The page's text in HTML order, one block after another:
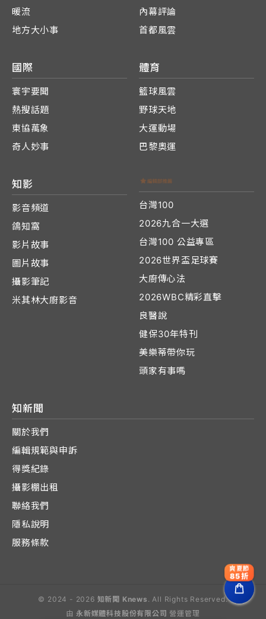
暖流
地方大小事
內幕評論
首都風雲
國際
寰宇要聞
熱搜話題
東協萬象
奇人妙事
體育
籃球風雲
野球天地
大運動場
巴黎奧運
知影
影音頻道
鴿知窩
影片故事
圖片故事
攝影筆記
米其林大廚影音
台灣100
2026九合一大選
台灣100 公益專區
2026世界盃足球賽
大廚傳心法
2026WBC精彩直擊
良醫說
健保30年特刊
美樂蒂帶你玩
頭家有事嗎
知新聞
關於我們
編輯規範與申訴
得獎紀錄
攝影棚出租
聯絡我們
隱私說明
服務條款
© 2024 - 2026 知新聞 Knews . All Rights Reserved.
由 永新媒體科技股份有限公司 營運管理
爽夏節
85折